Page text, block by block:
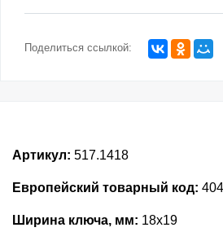
Поделиться ссылкой:
Артикул: 517.1418
Европейский товарный код:
Ширина ключа, мм: 18x19